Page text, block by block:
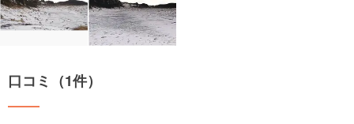
口コミ（1件）